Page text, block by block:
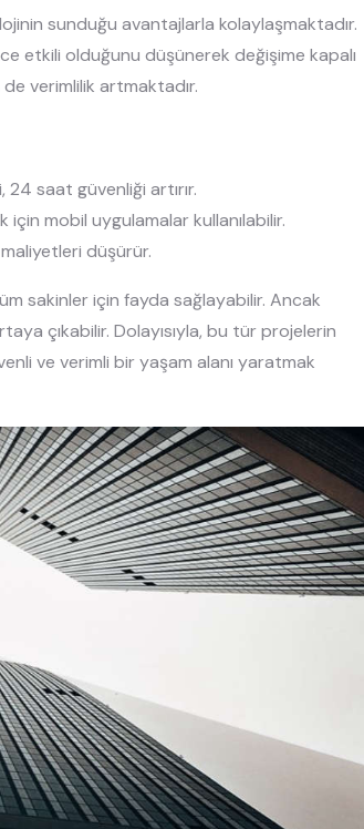
sunduğu avantajlarla kolaylaşmaktadır.
etkili olduğunu düşünerek değişime kapalı
verimlilik artmaktadır.
saat güvenliği artırır.
için mobil uygulamalar kullanılabilir.
düşürür.
sakinler için fayda sağlayabilir. Ancak
çıkabilir. Dolayısıyla, bu tür projelerin
ve verimli bir yaşam alanı yaratmak